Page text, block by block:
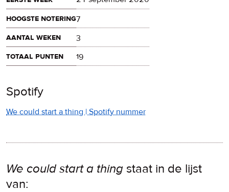
hoogste notering7
aantal weken
3
totaal punten
19
Spotify
We could start a thing | Spotify nummer
We could start a thing staat in de lijst
van: